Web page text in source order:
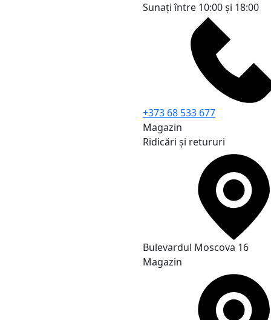
Sunați între 10:00 și 18:00
+373 68 533 677
Magazin
Ridicări și retururi
Bulevardul Moscova 16
Magazin